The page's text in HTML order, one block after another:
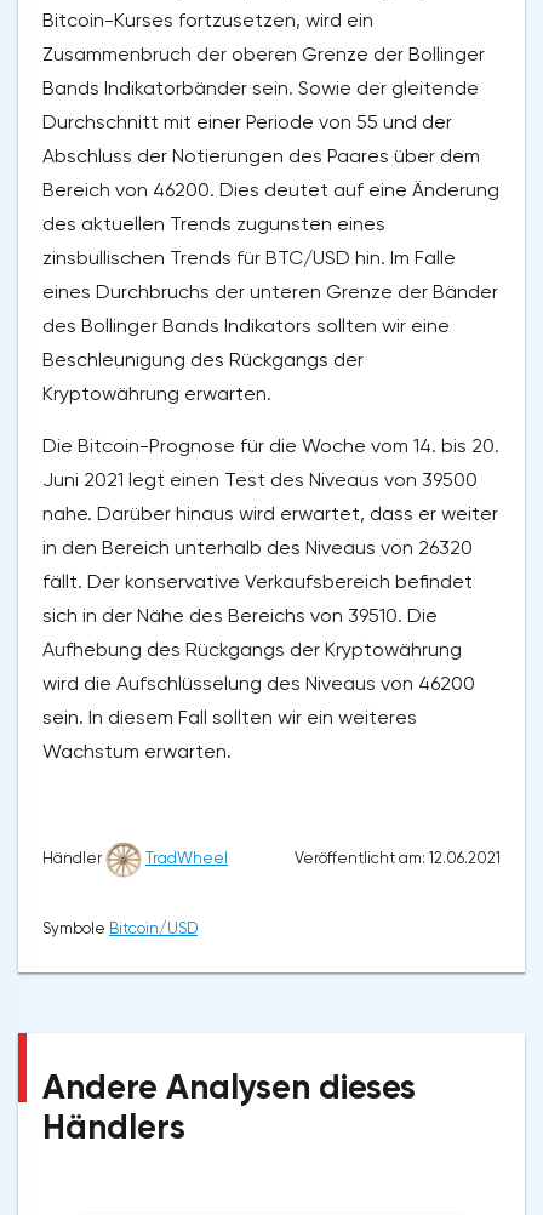
Bitcoin-Kurses fortzusetzen, wird ein
Zusammenbruch der oberen Grenze der Bollinger
Bands Indikatorbänder sein. Sowie der gleitende
Durchschnitt mit einer Periode von 55 und der
Abschluss der Notierungen des Paares über dem
Bereich von 46200. Dies deutet auf eine Änderung
des aktuellen Trends zugunsten eines
zinsbullischen Trends für BTC/USD hin. Im Falle
eines Durchbruchs der unteren Grenze der Bänder
des Bollinger Bands Indikators sollten wir eine
Beschleunigung des Rückgangs der
Kryptowährung erwarten.
Die Bitcoin-Prognose für die Woche vom 14. bis 20.
Juni 2021 legt einen Test des Niveaus von 39500
nahe. Darüber hinaus wird erwartet, dass er weiter
in den Bereich unterhalb des Niveaus von 26320
fällt. Der konservative Verkaufsbereich befindet
sich in der Nähe des Bereichs von 39510. Die
Aufhebung des Rückgangs der Kryptowährung
wird die Aufschlüsselung des Niveaus von 46200
sein. In diesem Fall sollten wir ein weiteres
Wachstum erwarten.
Händler TradWheel Veröffentlicht am: 12.06.2021
Symbole Bitcoin/USD
Andere Analysen dieses
Händlers